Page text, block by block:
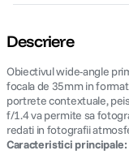
Descriere
Obiectivul wide-angle
focala de 35mm in
portrete contextuale,
f/1.4 va permite sa
redati in fotografii
Caracteristici principale: